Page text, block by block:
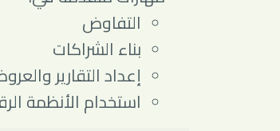
التفاوض
بناء الشراكات
إعداد التقارير
استخدام الأنظمة